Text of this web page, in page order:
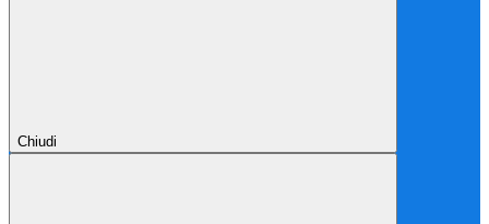
Chiudi